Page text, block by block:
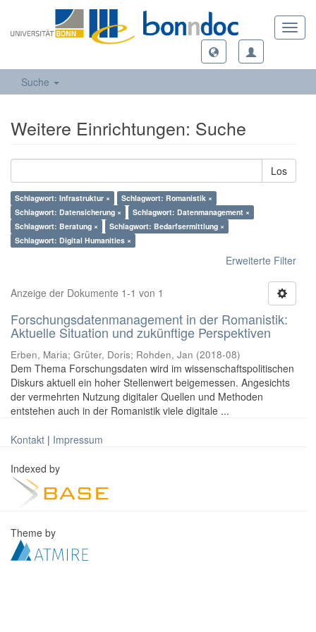
Suche
Weitere Einrichtungen: Suche
Los
Schlagwort: Infrastruktur ×
Schlagwort: Romanistik ×
Schlagwort: Datensicherung ×
Schlagwort: Datenmanagement ×
Schlagwort: Beratung ×
Schlagwort: Bedarfsermittlung ×
Schlagwort: Digital Humanities ×
Erweiterte Filter
Anzeige der Dokumente 1-1 von 1
Forschungsdatenmanagement in der Romanistik:
Aktuelle Situation und zukünftige Perspektiven
Erben, Maria; Grüter, Doris; Rohden, Jan (2018-08)
Dem Thema Forschungsdaten wird im wissenschaftspolitischen
Diskurs aktuell ein hoher Stellenwert beigemessen. Angesichts
der vermehrten Nutzung digitaler Quellen und Methoden
entstehen auch in der Romanistik viele digitale ...
Kontakt | Impressum
Indexed by
Theme by